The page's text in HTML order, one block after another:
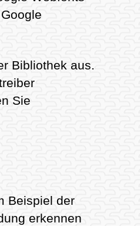
Bibliothek aus.
Sie
Beispiel der
erkennen